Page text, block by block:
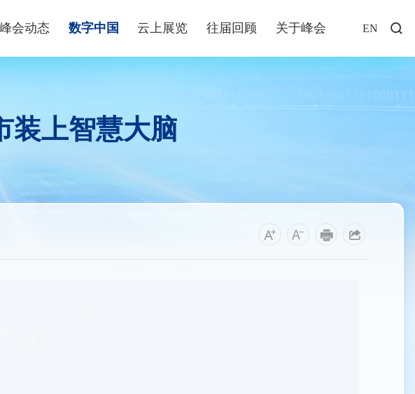
峰会动态
创新大赛
数字中国
数字企业+
政策解读
云上展览 往届回顾 关于峰会 EN
装上智慧大脑